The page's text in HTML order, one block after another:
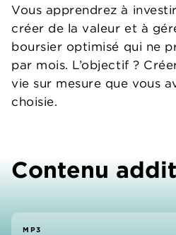
Vous apprendrez à
créer de la valeur et à
boursier optimisé qui ne
par mois. L’objectif ?
vie sur mesure que vous
choisie.
Contenu
MP3